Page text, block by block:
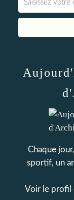
Chaque
sportif, un
Voir le profil